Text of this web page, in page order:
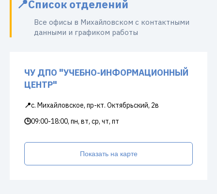
Список отделений
Все офисы в Михайловском с контактными
данными и графиком работы
ЧУ ДПО "УЧЕБНО-ИНФОРМАЦИОННЫЙ
ЦЕНТР"
📍с. Михайловское, пр-кт. Октябрьский, 2в
🕒09:00-18:00, пн, вт, ср, чт, пт
Показать на карте